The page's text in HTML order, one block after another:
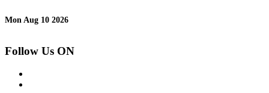
Mon Aug 10 2026
Follow Us ON